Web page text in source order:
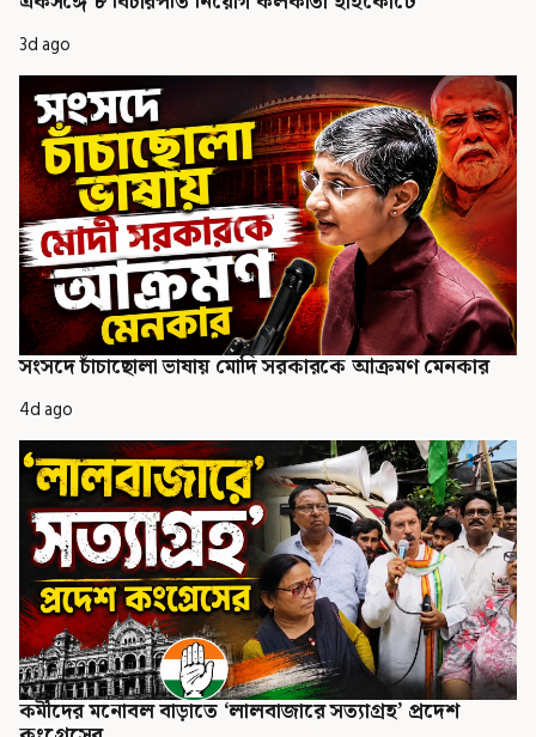
3d ago
সংসদে চাঁচাছোলা ভাষায় মোদি সরকারকে আক্রমণ মেনকার
4d ago
কর্মীদের মনোবল বাড়াতে ‘লালবাজারে সত্যাগ্রহ’ প্রদেশ